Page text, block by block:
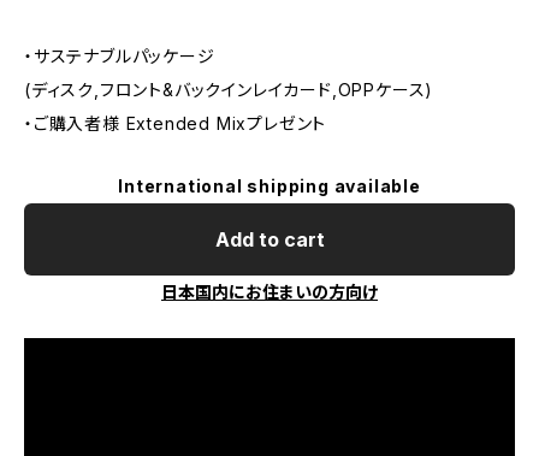
・サステナブルパッケージ
(ディスク,フロント&バックインレイカード,OPPケース)
・ご購入者様 Extended Mixプレゼント
International shipping available
Add to cart
日本国内にお住まいの方向け